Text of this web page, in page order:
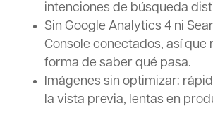
intenciones de búsqueda
Sin Google Analytics 4 ni
Console conectados, así que
forma de saber qué pasa.
Imágenes sin optimizar:
la vista previa, lentas en